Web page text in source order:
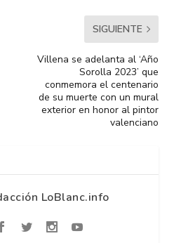
SIGUIENTE
Villena se adelanta al ‘Año
Sorolla 2023’ que
conmemora el centenario
de su muerte con un mural
exterior en honor al pintor
valenciano
LoBlanc.info